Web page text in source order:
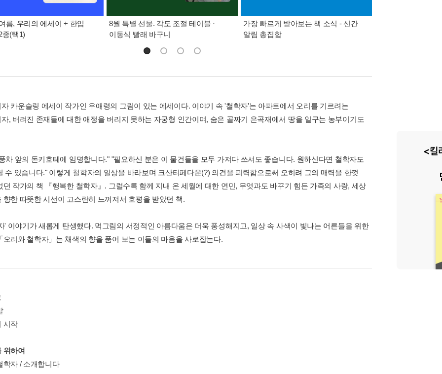
름, 우리의 에세이 + 한입
종(택1)
8월 특별 선물. 각도 조절 테이블 ·
이동식 빨래 바구니
가장 빠르게 받아보는 책 소식 - 신간
알림 총집합
카운슬링 에세이 작가인 우애령의 그림이 있는 에세이다. 이야기 속 '철학자'는 아파트에서 오리를 기르려는
, 버려진 존재들에 대한 애정을 버리지 못하는 자궁형 인간이며, 숨은 골짜기 은곡재에서 땅을 일구는 농부이기도
차 앞의 돈키호테에 임명합니다." "필요하신 분은 이 물건들을 모두 가져다 쓰셔도 좋습니다. 원하신다면 철학자도
수 있습니다." 이렇게 철학자의 일상을 바라보며 크산티페다운(?) 의견을 피력함으로써 오히려 그의 매력을 한껏
던 작가의 책 『행복한 철학자』. 그럴수록 함께 지내 온 세월에 대한 연민, 무엇과도 바꾸기 힘든 가족의 사랑, 세상
향한 따뜻한 시선이 고스란히 느껴져서 호평을 받았던 책.
' 이야기가 새롭게 탄생했다. 먹그림의 서정적인 아름다움은 더욱 풍성해지고, 일상 속 사색이 빛나는 어른들을 위한
오리와 철학자」는 채색의 향을 품어 보는 이들의 마음을 사로잡는다.
시작
위하여
학자 / 소개합니다